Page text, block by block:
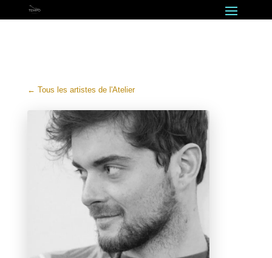
← Tous les artistes de l'Atelier